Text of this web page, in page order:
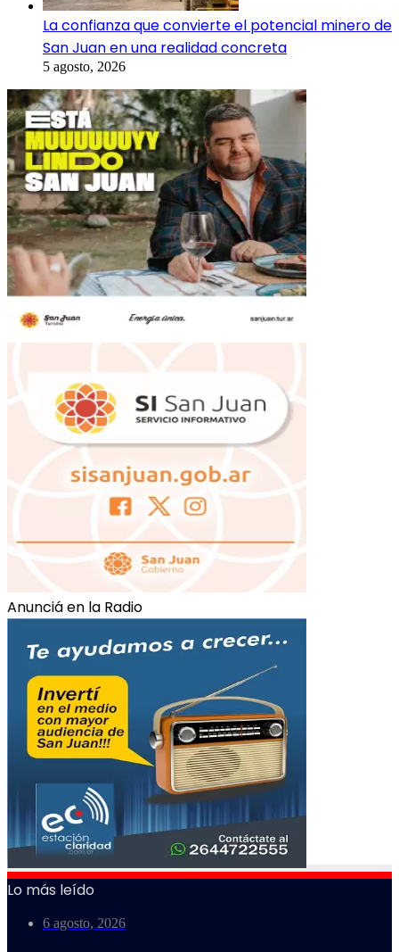
La confianza que convierte el potencial minero de
San Juan en una realidad concreta
5 agosto, 2026
Anunciá en la Radio
Lo más leído
6 agosto, 2026